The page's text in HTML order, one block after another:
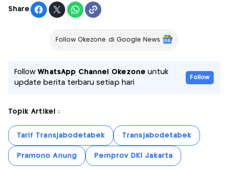
Share
Follow Okezone di Google News
FollowWhatsApp Channel Okezone untuk
update berita terbaru setiap hari
Follow
Topik Artikel :
Tarif Transjabodetabek Transjabodetabek
Pramono Anung Pemprov DKI Jakarta